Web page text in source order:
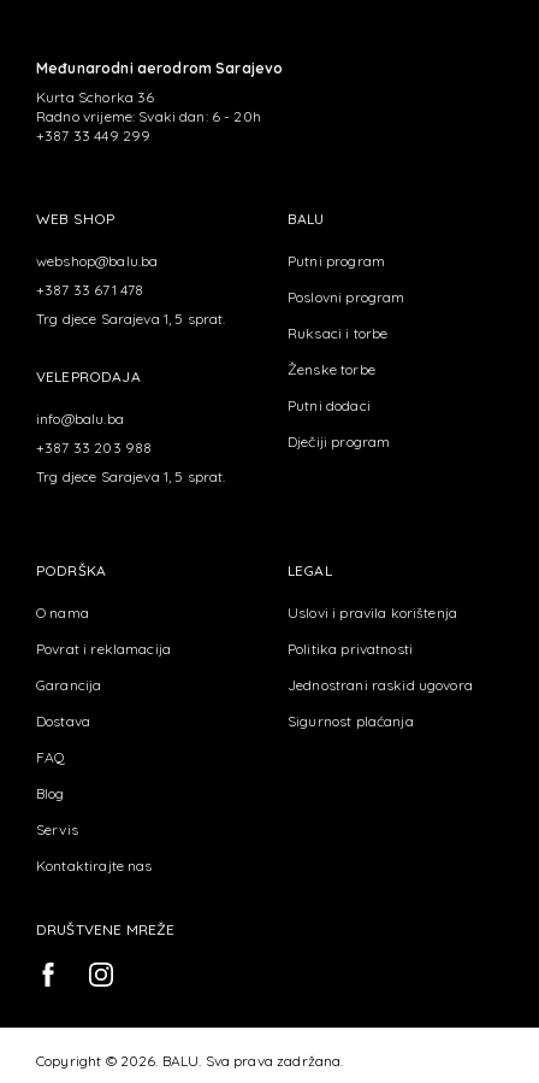
Međunarodni aerodrom Sarajevo
Kurta Schorka 36
Radno vrijeme: Svaki dan: 6 - 20h
+387 33 449 299
WEB SHOP
webshop@balu.ba
+387 33 671 478
Trg djece Sarajeva 1, 5 sprat.
VELEPRODAJA
info@balu.ba
+387 33 203 988
Trg djece Sarajeva 1, 5 sprat.
BALU
Putni program
Poslovni program
Ruksaci i torbe
Ženske torbe
Putni dodaci
Dječiji program
PODRŠKA
O nama
Povrat i reklamacija
Garancija
Dostava
FAQ
Blog
Servis
Kontaktirajte nas
LEGAL
Uslovi i pravila korištenja
Politika privatnosti
Jednostrani raskid ugovora
Sigurnost plaćanja
DRUŠTVENE MREŽE
Copyright © 2026. BALU. Sva prava zadržana.